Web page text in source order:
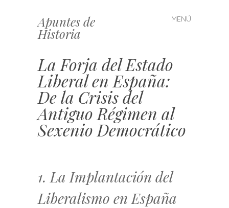
Apuntes de
Historia
MENÚ
Saltar
al
La Forja del Estado
Liberal en España:
De la Crisis del
Antiguo Régimen al
Sexenio Democrático
1. La Implantación del
Liberalismo en España